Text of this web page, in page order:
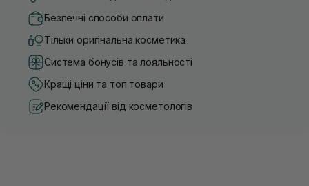
Безпечні способи оплати
Тільки оригінальна косметика
Система бонусів та лояльності
Кращі ціни та топ товари
Рекомендації від косметологів